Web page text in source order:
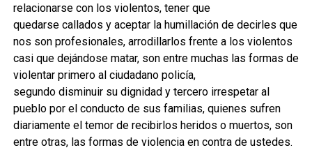
relacionarse con los violentos, tener que
quedarse callados y aceptar la humillación de decirles que
nos son profesionales, arrodillarlos frente a los violentos
casi que dejándose matar, son entre muchas las formas de
violentar primero al ciudadano policía,
segundo disminuirsu dignidad y tercero irrespetar al
pueblo por el conducto de sus familias,quienes sufren
diariamente el temor de recibirlos heridos o muertos, son
entre otras, las formas de violencia en contra de ustedes.